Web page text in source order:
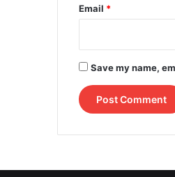
Email *
Save my name,